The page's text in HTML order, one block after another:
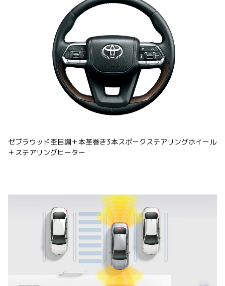
ゼブラウッド杢目調＋本革巻き3本スポークステアリングホイール
＋ステアリングヒーター